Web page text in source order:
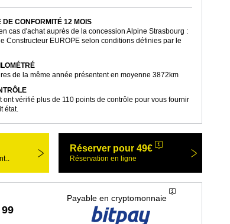
CONFORMITÉ 12 MOIS
cas d'achat auprès de la concession Alpine Strasbourg :
Constructeur EUROPE selon conditions définies par le
de la même année présentent en moyenne 3872km
ont vérifié plus de 110 points de contrôle pour vous fournir
état.
Réserver pour 49€
Réservation en ligne
Payable en cryptomonnaie